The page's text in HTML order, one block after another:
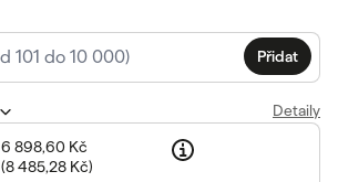
Přidat
Detaily
6 898,60 Kč
(8 485,28 Kč)